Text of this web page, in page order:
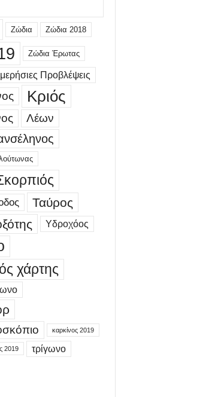
Ζώδια Ζώδια 2018
Ζώδια Έρωτας
Προβλέψεις
Κριός
Λέων
Ταύρος
Υδροχόος
χάρτης
καρκίνος 2019
2019 τρίγωνο